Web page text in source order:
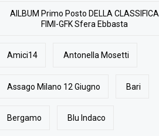
AlLBUM Primo Posto DELLA CLASSIFICA
FIMI-GFK Sfera Ebbasta
Amici14 Antonella Mosetti
Assago Milano 12 Giugno Bari
Bergamo Blu Indaco